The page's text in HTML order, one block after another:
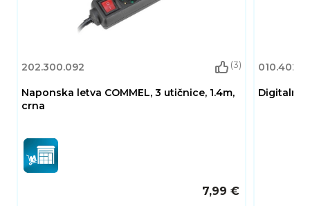
202.300.092 (3)
Naponska letva COMMEL, 3 utičnice, 1.4m,
crna
7,99 €
Digitalni